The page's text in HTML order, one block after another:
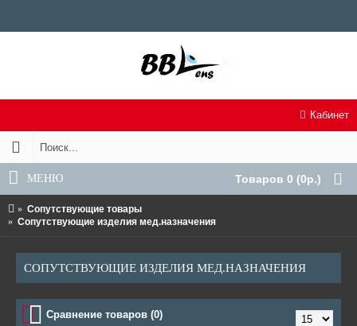
Товаров 0 (0р.)
Кабинет
МЕНЮ
Сопутствующие товары
Сопутствующие изделия мед.назначения
СОПУТСТВУЮЩИЕ ИЗДЕЛИЯ МЕД.НАЗНАЧЕНИЯ
Сравнение товаров (0)